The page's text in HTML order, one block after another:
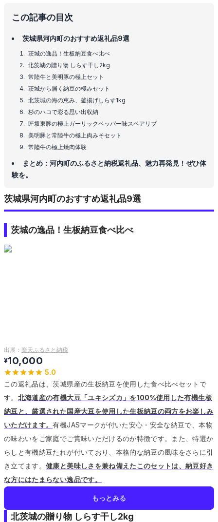
この記事の目次
茨城県河内町のおすすめ返礼品9選
茨城の逸品！生板納豆食べ比べ
北茨城の贈り物 しらす干し2kg
常陸牛と美明豚の極上セット
茨城から届く納豆の極みセット
北茨城の海の恵み、釜揚げしらす1kg
杉のハコで彩る思い出収納
匠坂東豚の極上ガーリックペッパー味スペアリブ
美明豚と常陸牛の極上肉みそセット
常陸牛の極上焼肉体験
まとめ：河内町のふるさと納税返礼品、魅力再発見！ぜひ体
験を。
茨城県河内町のおすすめ返礼品9選
茨城の逸品！生板納豆食べ比べ
出展： 楽天ふるさと納税
¥10,000
5.0
この返礼品は、茨城県産の生板納豆を使用した食べ比べセットで
す。 北海道産の有機大豆「ユキシズカ」を100%使用した有機生板
納豆と、厳選された国産大豆を使用した生板納豆の両方をお楽しみ
いただけます。有機JASマークが付いた安心・安全な納豆で、本物
の味わいをご家庭でご賞味いただけるのが特徴です。
また、特選か
らしと有機納豆たれが付いており、本格的な納豆の風味をさらに引
き立てます。健康と美味しさを兼ね備えたこのセットは、納豆好き
な方にはたまらない逸品です。
もっとみる
北茨城の贈り物 しらす干し2kg